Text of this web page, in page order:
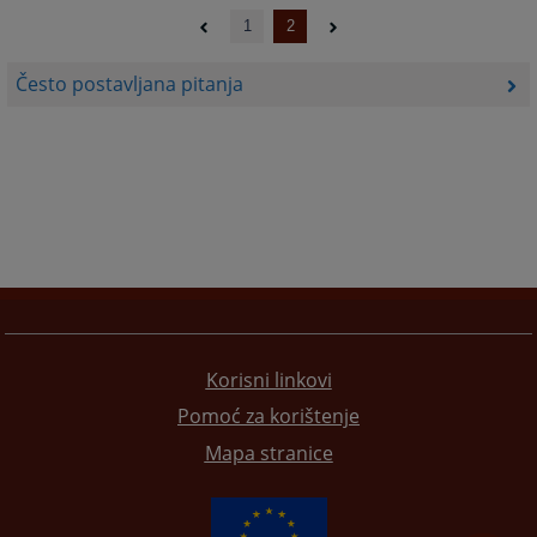
Često postavljana pitanja
1 2
Korisni linkovi
Pomoć za korištenje
Mapa stranice